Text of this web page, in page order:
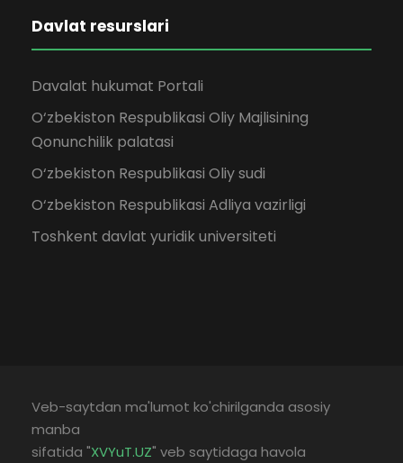
Davlat resurslari
Davalat hukumat Portali
O‘zbekiston Respublikasi Oliy Majlisining
Qonunchilik palatasi
O‘zbekiston Respublikasi Oliy sudi
O‘zbekiston Respublikasi Adliya vazirligi
Toshkent davlat yuridik universiteti
Veb-saytdan ma'lumot ko'chirilganda asosiy
manba
sifatida "XVYuT.UZ" veb saytidaga havola